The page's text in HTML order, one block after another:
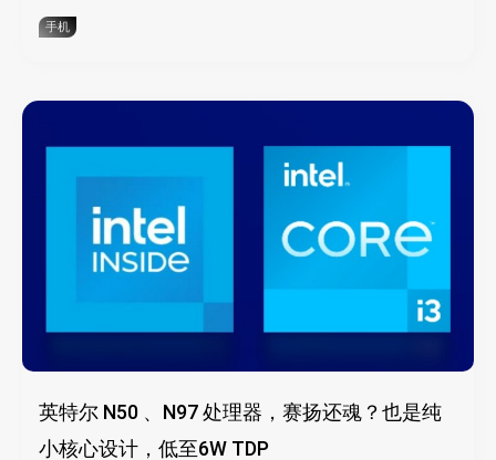
手机
英特尔 N50 、N97 处理器，赛扬还魂？也是纯
小核心设计，低至6W TDP